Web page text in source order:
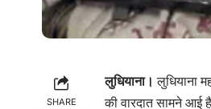
SHARE
लुधियाना। लुधियाना
की वारदात सामने आई